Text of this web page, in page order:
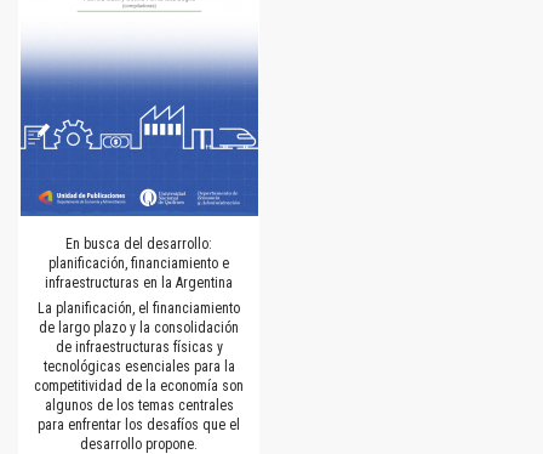
En busca del desarrollo:
planificación, financiamiento e
infraestructuras en la Argentina
La planificación, el financiamiento
de largo plazo y la consolidación
de infraestructuras físicas y
tecnológicas esenciales para la
competitividad de la economía son
algunos de los temas centrales
para enfrentar los desafíos que el
desarrollo propone.